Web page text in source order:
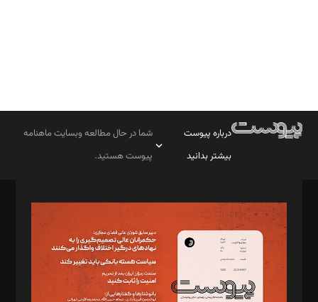
درباره پیوست
بیشتر بدانید
شما در حال مطالعه وبسایت ماهنامه
پیوست هستید.
مدیر مسئول: محمدباقر اثنی‌عشری
سردبیر: مهرک محمودی
دبیر تحریریه: میثم قاسمی
د‌بیر ناداستان: سمانه سمیع
د‌بیر خدمت و تجارت: ابوالفضل رجبی